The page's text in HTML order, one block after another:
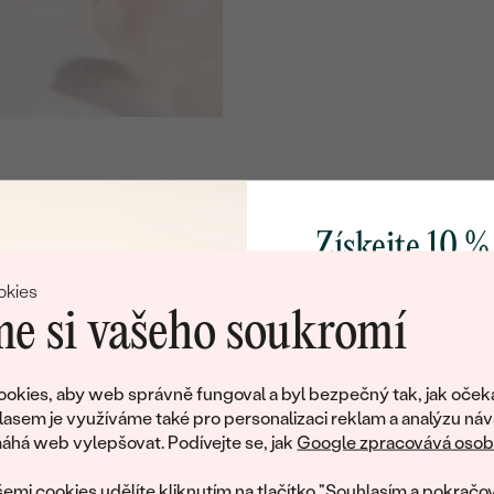
si vašeho soukromí
aby web správně fungoval a byl bezpečný tak, jak
je využíváme také pro personalizaci reklam a analýzu
web vylepšovat. Podívejte se, jak Google zpracovává
Litujeme, ale tento šperk si už své majitele našel
množství podobných produktů. Pokud chcete být
Získejte 10
poctivě vyráběných
Jako dárek na
zašleme slevový kód